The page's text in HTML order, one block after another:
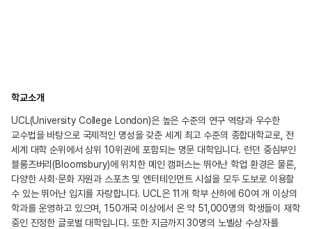
학교소개
UCL(University College London)은 높은 수준의 연구 역량과 우수한
교수법을 바탕으로 국제적인 명성을 갖춘 세계 최고 수준의 종합대학교로, 전
세계 대학 순위에서 상위 10위권에 포함되는 명문 대학입니다. 런던 중심부인
블룸즈버리(Bloomsbury)에 위치한 메인 캠퍼스는 뛰어난 학업 환경은 물론,
다양한 사회·문화 자원과 스포츠 및 엔터테인먼트 시설을 모두 도보로 이용할
수 있는 뛰어난 입지를 자랑합니다. UCL은 11개 학부 산하에 60여 개 이상의
학과를 운영하고 있으며, 150개국 이상에서 온 약 51,000명의 학생들이 재학
중인 진정한 글로벌 대학입니다. 또한 지금까지 30명의 노벨상 수상자를